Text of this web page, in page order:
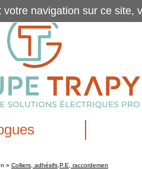
» Colliers, adhésifs,P.E, raccordemen
votre navigation sur ce